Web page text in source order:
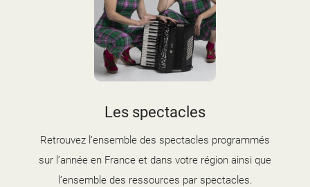
Les spectacles
Retrouvez l’ensemble des spectacles programmés
sur l’année en France et dans votre région ainsi que
l’ensemble des ressources par spectacles.